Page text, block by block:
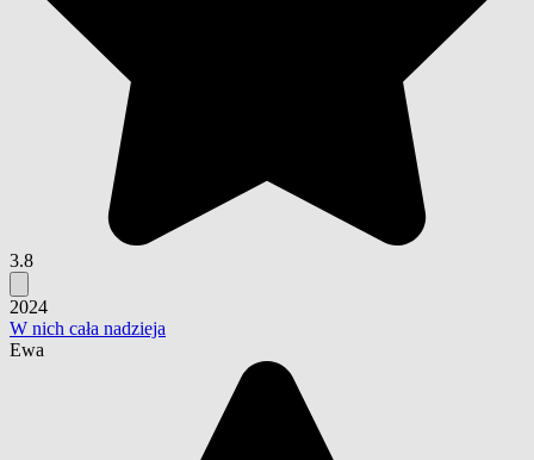
3.8
2024
W nich cała nadzieja
Ewa